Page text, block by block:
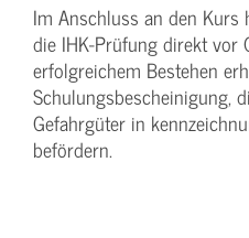
Im Anschluss an den Kurs
die IHK-Prüfung direkt vor
erfolgreichem Bestehen
Schulungsbescheinigung,
Gefahrgüter in
befördern.